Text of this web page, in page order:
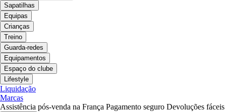
Sapatilhas
Equipas
Crianças
Treino
Guarda-redes
Equipamentos
Espaço do clube
Lifestyle
Liquidação
Marcas
Assistência pós-venda na França Pagamento seguro Devoluções fáceis